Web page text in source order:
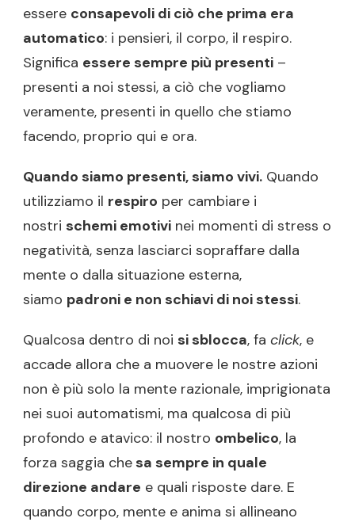
essere consapevoli di ciò che prima era
automatico: i pensieri, il corpo, il respiro.
Significa essere sempre più presenti –
presenti a noi stessi, a ciò che vogliamo
veramente, presenti in quello che stiamo
facendo, proprio qui e ora.
Quando siamo presenti, siamo vivi. Quando
utilizziamo il respiro per cambiare i
nostri schemi emotivi nei momenti di stress o
negatività, senza lasciarci sopraffare dalla
mente o dalla situazione esterna,
siamo padroni e non schiavi di noi stessi.
Qualcosa dentro di noi si sblocca, fa click, e
accade allora che a muovere le nostre azioni
non è più solo la mente razionale, imprigionata
nei suoi automatismi, ma qualcosa di più
profondo e atavico: il nostro ombelico, la
forza saggia chesa sempre in quale
direzione andare e quali risposte dare. E
quando corpo, mente e anima si allineano